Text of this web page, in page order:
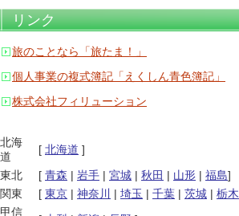
リンク
旅のことなら「旅たま！」
個人事業の複式簿記「えくしん青色簿記」
株式会社フィリューション
北海
道
[ 北海道 ]
東北
[ 青森 | 岩手 | 宮城 | 秋田 | 山形 | 福島]
関東
[ 東京 | 神奈川 | 埼玉 | 千葉 | 茨城 | 栃木
甲信